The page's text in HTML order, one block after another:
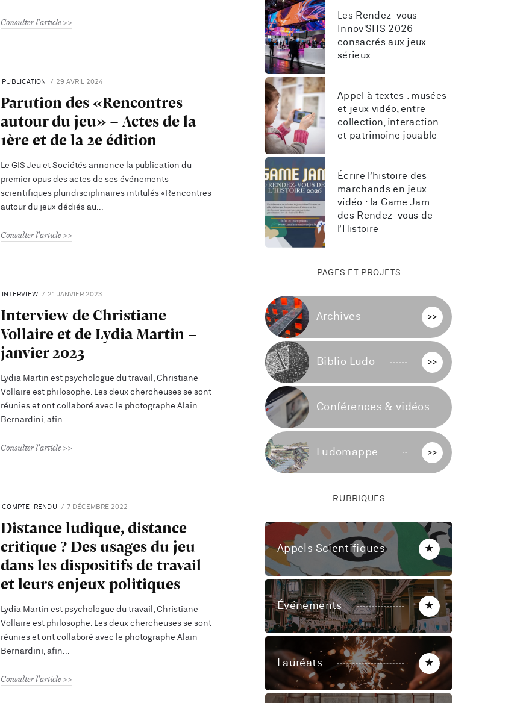
Consulter l'article
PUBLICATION 29 AVRIL 2024
Parution des «Rencontres
autour du jeu» - Actes de la
1ère et de la 2e édition
Le GIS Jeu et Sociétés annonce la publication du
premier opus des actes de ses événements
scientifiques pluridisciplinaires intitulés «Rencontres
autour du jeu» dédiés au
Consulter l'article
INTERVIEW 21 JANVIER 2023
Interview de Christiane
Vollaire et de Lydia Martin -
janvier 2023
Lydia Martin est psychologue du travail, Christiane
Vollaire est philosophe. Les deux chercheuses se sont
réunies et ont collaboré avec le photographe Alain
Bernardini, afin
Consulter l'article
COMPTE-RENDU 7 DÉCEMBRE 2022
Distance ludique, distance
critique ? Des usages du jeu
dans les dispositifs de travail
et leurs enjeux politiques
Lydia Martin est psychologue du travail, Christiane
Vollaire est philosophe. Les deux chercheuses se sont
réunies et ont collaboré avec le photographe Alain
Bernardini, afin
Consulter l'article
Les Rendez-vous
Innov'SHS 2026
consacrés aux jeux
sérieux
Appel à textes : musées
et jeux vidéo, entre
collection, interaction
et patrimoine jouable
Écrire l’histoire des
marchands en jeux
vidéo : la Game Jam
des Rendez-vous de
l’Histoire
PAGES ET PROJETS
Archives >>
Biblio Ludo >>
Conférences & vidéos
Ludomappe... >>
RUBRIQUES
Appels Scientifiques ★
Événements ★
Lauréats ★